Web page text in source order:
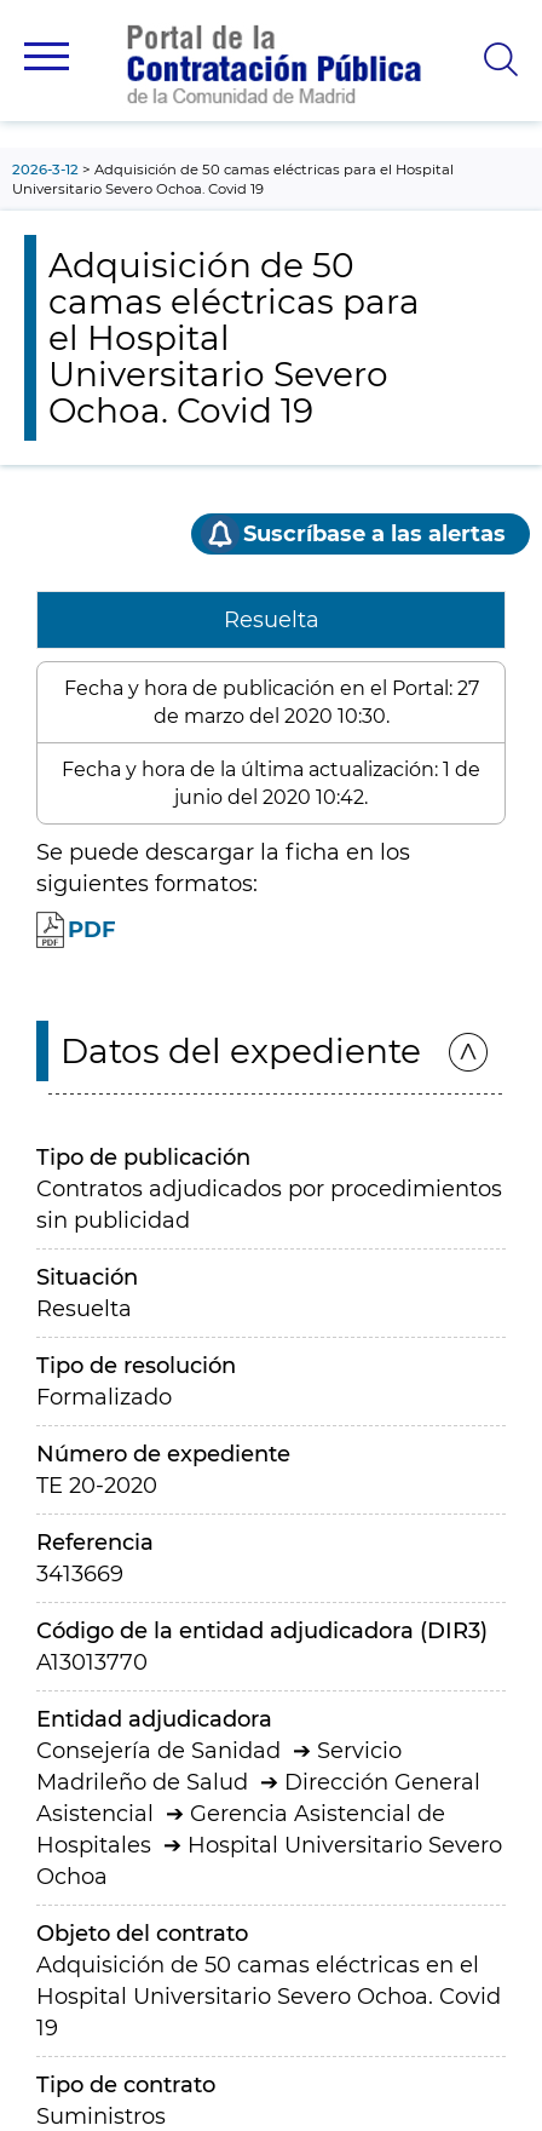
principal
2026-3-12
Adquisición de 50 camas eléctricas para el Hospital
Universitario Severo Ochoa. Covid 19
Adquisición de 50
camas eléctricas para
el Hospital
Universitario Severo
Ochoa. Covid 19
Suscríbase a las alertas
Resuelta
Fecha y hora de publicación en el Portal: 27
de marzo del 2020 10:30.
Fecha y hora de la última actualización: 1 de
junio del 2020 10:42.
Se puede descargar la ficha en los
siguientes formatos:
PDF
Datos del expediente
Tipo de publicación
Contratos adjudicados por procedimientos
sin publicidad
Situación
Resuelta
Tipo de resolución
Formalizado
Número de expediente
TE 20-2020
Referencia
3413669
Código de la entidad adjudicadora (DIR3)
A13013770
Entidad adjudicadora
Consejería de Sanidad
Servicio
Madrileño de Salud
Dirección General
Asistencial
Gerencia Asistencial de
Hospitales
Hospital Universitario Severo
Ochoa
Objeto del contrato
Adquisición de 50 camas eléctricas en el
Hospital Universitario Severo Ochoa. Covid
19
Tipo de contrato
Suministros